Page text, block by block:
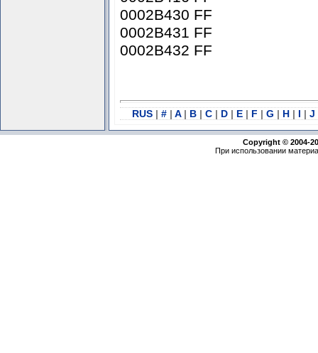
0002B430 FF
0002B431 FF
0002B432 FF
RUS | # | A | B | C | D | E | F | G | H | I | J
Copyright © 2004-
При использовании